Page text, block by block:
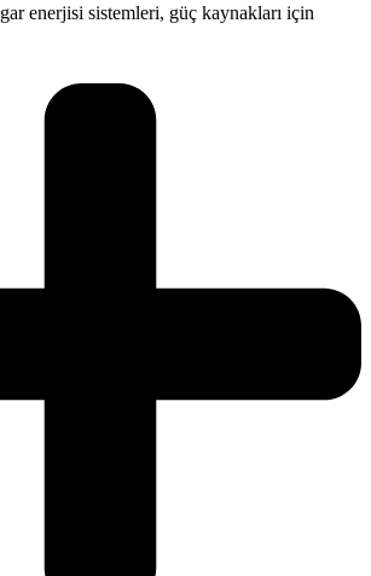
enerjisi sistemleri, güç kaynakları için